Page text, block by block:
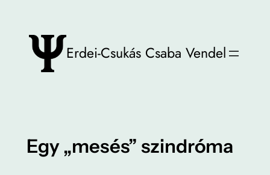
tartalomhoz
Erdei-Csukás Csaba Vendel
Egy „mesés” szindróma